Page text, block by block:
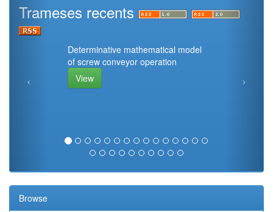
Trameses recents
Determinative mathematical model
of screw conveyor operation
View
Browse